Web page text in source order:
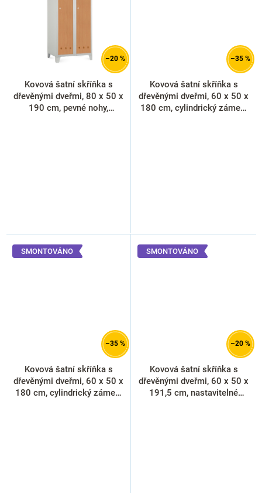
–20 %
Kovová šatní skříňka s
dřevěnými dveřmi, 80 x 50 x
190 cm, pevné nohy,
–35 %
Kovová šatní skříňka s
dřevěnými dveřmi, 60 x 50 x
180 cm, cylindrický zámek,
SMONTOVÁNO
–35 %
Kovová šatní skříňka s
dřevěnými dveřmi, 60 x 50 x
180 cm, cylindrický zámek,
SMONTOVÁNO
–20 %
Kovová šatní skříňka s
dřevěnými dveřmi, 60 x 50 x
191,5 cm, nastavitelné